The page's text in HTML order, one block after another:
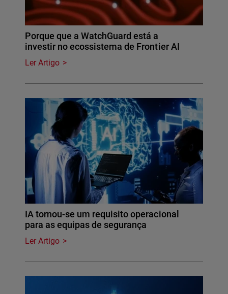
Porque que a WatchGuard está a
investir no ecossistema de Frontier AI
Ler Artigo
IA tornou-se um requisito operacional
para as equipas de segurança
Ler Artigo